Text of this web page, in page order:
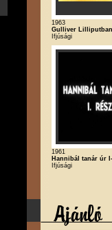
1963
Gulliver Lilliputban
Ifjúsági
1961
Hannibál tanár úr
Ifjúsági